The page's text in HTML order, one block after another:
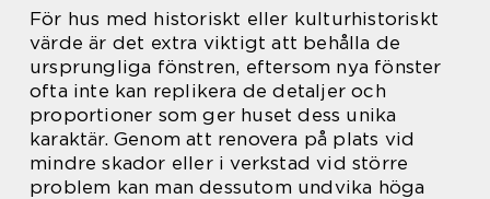
För hus med historiskt eller kulturhistoriskt
värde är det extra viktigt att behålla de
ursprungliga fönstren, eftersom nya fönster
ofta inte kan replikera de detaljer och
proportioner som ger huset dess unika
karaktär. Genom att renovera på plats vid
mindre skador eller i verkstad vid större
problem kan man dessutom undvika höga